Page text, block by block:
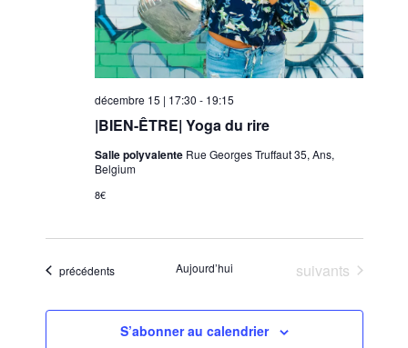
|BIEN-ÊTRE| Yoga du rire
décembre 15 | 17:30 - 19:15
Salle polyvalente Rue Georges Truffaut 35, Ans,
Belgium
8€
Évènements
précédents Aujourd’hui Évènements
suivants
S’abonner au calendrier